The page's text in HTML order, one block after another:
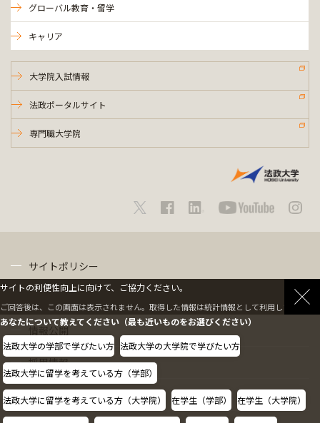
グローバル教育・留学
キャリア
大学院入試情報
法政ポータルサイト
専門職大学院
サイトポリシー
情報公開
採用情報
教職員の方へ
サイトの利便性向上に向けて、ご協力ください。
ご回答後は、この画面は表示されません。取得した情報は統計情報として利用します。
あなたについて教えてください（最も近いものをお選びください）
法政大学の学部で学びたい方 法政大学の大学院で学びたい方
法政大学に留学を考えている方（学部）
法政大学に留学を考えている方（大学院） 在学生（学部） 在学生（大学院）